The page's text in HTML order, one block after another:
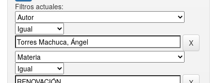
Filtros actuales: